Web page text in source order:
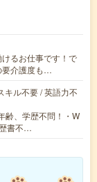
るお仕事です！で
要介護度も…
キル不要 / 英語力不
齢、学歴不問！・W
書不…